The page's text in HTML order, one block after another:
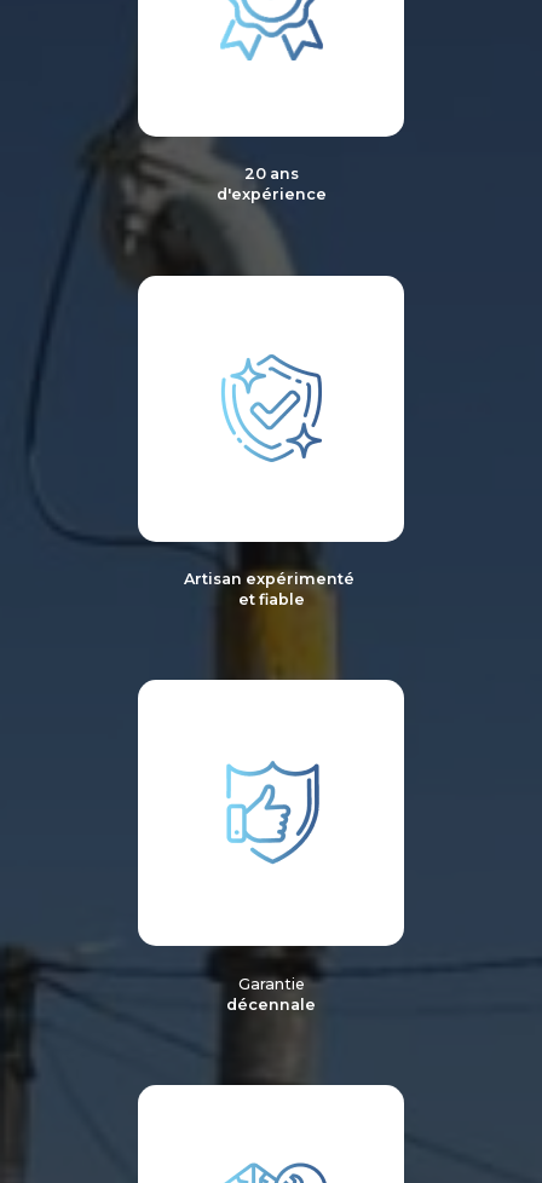
20 ans
d'expérience
Artisan expérimenté
et fiable
Garantie
décennale